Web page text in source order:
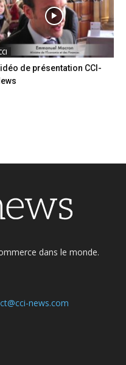
de présentation CCI-
dans le monde.
news.com